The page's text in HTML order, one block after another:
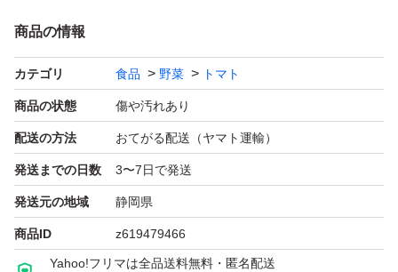
千果という品種は、緻密な肉質をしているため食感もとて
も良く、おいしいミニトマトです。
酸味もありますので、糖度が高い甘いミニトマトをお求め
の方はご希望に沿えないかと思います。
当農園では、様々な栽培方法を行っているため味にバラつ
きがある場合がございます。
一般的なお味のミニトマトです。
商品の情報
カテゴリ 食品 野菜 トマト
商品の状態 傷や汚れあり
配送の方法 おてがる配送（ヤマト運輸）
発送までの日数 3〜7日で発送
発送元の地域 静岡県
商品ID z619479466
Yahoo!フリマは全品送料無料・匿名配送